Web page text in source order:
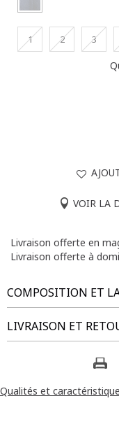
1 2 3
VOIR LA
Livraison offerte en
Livraison offerte à
COMPOSITION ET
Tissu principal : 55%
METALLIQUE
Composition et lavage :
LIVRAISON ET
NOS MODES DE
Livraison Magasin :
Qualités et